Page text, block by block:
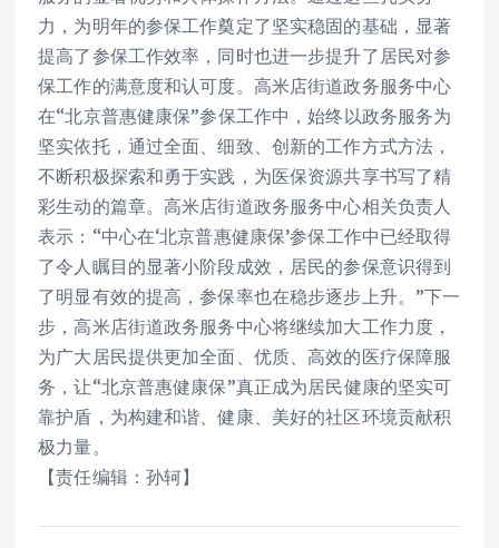
力，为明年的参保工作奠定了坚实稳固的基础，显著
提高了参保工作效率，同时也进一步提升了居民对参
保工作的满意度和认可度。高米店街道政务服务中心
在“北京普惠健康保”参保工作中，始终以政务服务为
坚实依托，通过全面、细致、创新的工作方式方法，
不断积极探索和勇于实践，为医保资源共享书写了精
彩生动的篇章。高米店街道政务服务中心相关负责人
表示：“中心在‘北京普惠健康保’参保工作中已经取得
了令人瞩目的显著小阶段成效，居民的参保意识得到
了明显有效的提高，参保率也在稳步逐步上升。”下一
步，高米店街道政务服务中心将继续加大工作力度，
为广大居民提供更加全面、优质、高效的医疗保障服
务，让“北京普惠健康保”真正成为居民健康的坚实可
靠护盾，为构建和谐、健康、美好的社区环境贡献积
极力量。
【责任编辑：孙轲】